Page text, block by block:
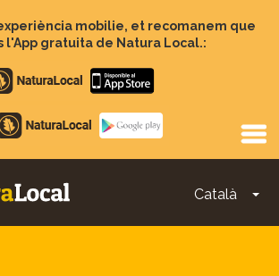
mobilie, et recomanem que
l'App gratuita de Natura Local.:
Apple
store
Google
Play
Català
Main